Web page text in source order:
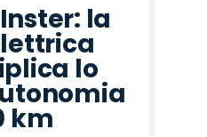
la
lo
km